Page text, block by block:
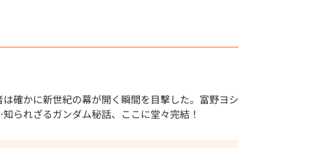
確かに新世紀の幕が開く瞬間を目撃した。富野ヨシ
られざるガンダム秘話、ここに堂々完結！